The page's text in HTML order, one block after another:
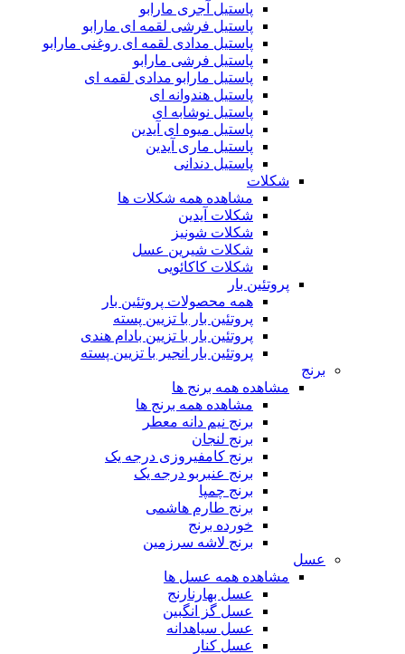
پاستیل آجری مارابو
پاستیل فرشی لقمه ای مارابو
پاستیل مدادی لقمه ای روغنی مارابو
پاستیل فرشی مارابو
پاستیل مارابو مدادی لقمه ای
پاستیل هندوانه ای
پاستیل نوشابه ای
پاستیل میوه ای آیدین
پاستیل ماری آیدین
پاستیل دندانی
شکلات
مشاهده همه شکلات ها
شکلات آیدین
شکلات شونیز
شکلات شیرین عسل
شکلات کاکائویی
پروتئین بار
همه محصولات پروتئین بار
پروتئین بار با تزیین پسته
پروتئین بار با تزیین بادام هندی
پروتئین بار انجیر با تزیین پسته
برنج
مشاهده همه برنج ها
مشاهده همه برنج ها
برنج نیم دانه معطر
برنج لنجان
برنج کامفیروزی درجه یک
برنج عنبربو درجه یک
برنج چمپا
برنج طارم هاشمی
خورده برنج
برنج لاشه سرزمین
عسل
مشاهده همه عسل ها
عسل بهارنارنج
عسل گز انگبین
عسل سیاهدانه
عسل کنار